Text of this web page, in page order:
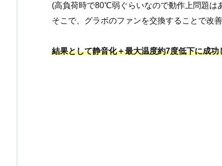
(高負荷時で80℃弱ぐらいなので動作上問題は
そこで、グラボのファンを交換することで改
結果として静音化＋最大温度約7度低下に成功